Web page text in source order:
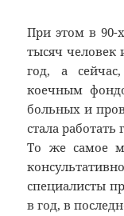
При этом в 90-
тысяч человек
год, а
коечным
больных и
стала работать
То же самое
специалисты
в год, в